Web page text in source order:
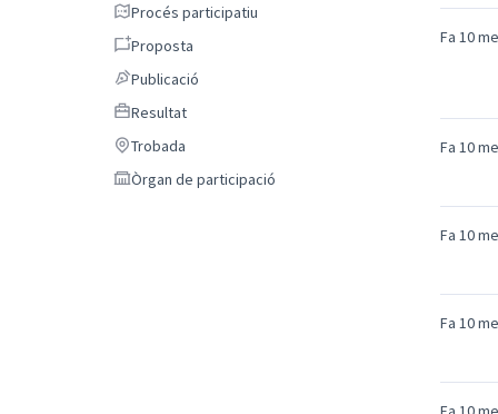
Procés participatiu
Procés participatiu
Proposta
Proposta
Publicació
Publicació
Resultat
Resultat
Trobada
Trobada
Òrgan de participació
Òrgan de participació
Fa 10
Fa 10
Fa 10
Fa 10